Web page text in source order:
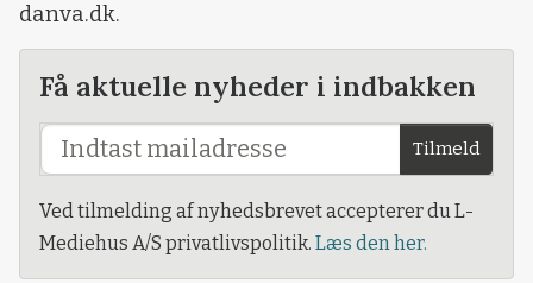
danva.dk.
Få aktuelle nyheder i indbakken
Tilmeld
Ved tilmelding af nyhedsbrevet accepterer du L-
Mediehus A/S privatlivspolitik. Læs den her.